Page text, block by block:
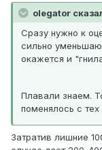
olegator
Сразу нужно к
сильно
окажется и
Плавали знаем.
поменялось с тех
Затратив лишние